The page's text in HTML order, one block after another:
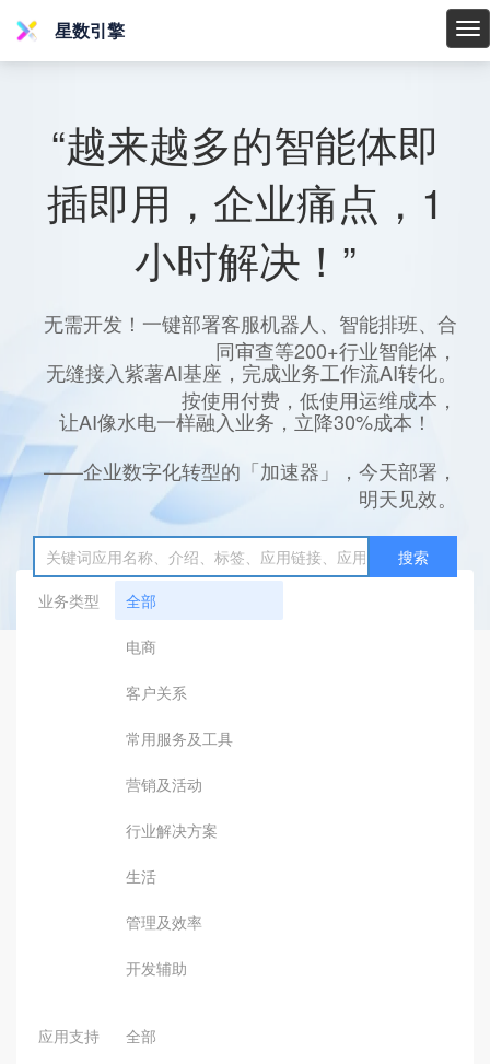
星
星数引擎
“越来越多的智能体即
插即用，企业痛点，1
小时解决！”
无需开发！一键部署客服机器人、智能排班、合
同审查等200+行业智能体，
无缝接入紫薯AI基座，完成业务工作流AI转化。
按使用付费，低使用运维成本，
让AI像水电一样融入业务，立降30%成本！
——企业数字化转型的「加速器」，今天部署，
明天见效。
搜索
业务类型
全部
电商
客户关系
常用服务及工具
营销及活动
行业解决方案
生活
管理及效率
开发辅助
应用支持 全部